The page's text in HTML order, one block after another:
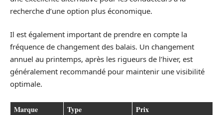
recherche d’une option plus économique.
Il est également important de prendre en compte la
fréquence de changement des balais. Un changement
annuel au printemps, après les rigueurs de l’hiver, est
généralement recommandé pour maintenir une visibilité
optimale.
Marque Type Prix